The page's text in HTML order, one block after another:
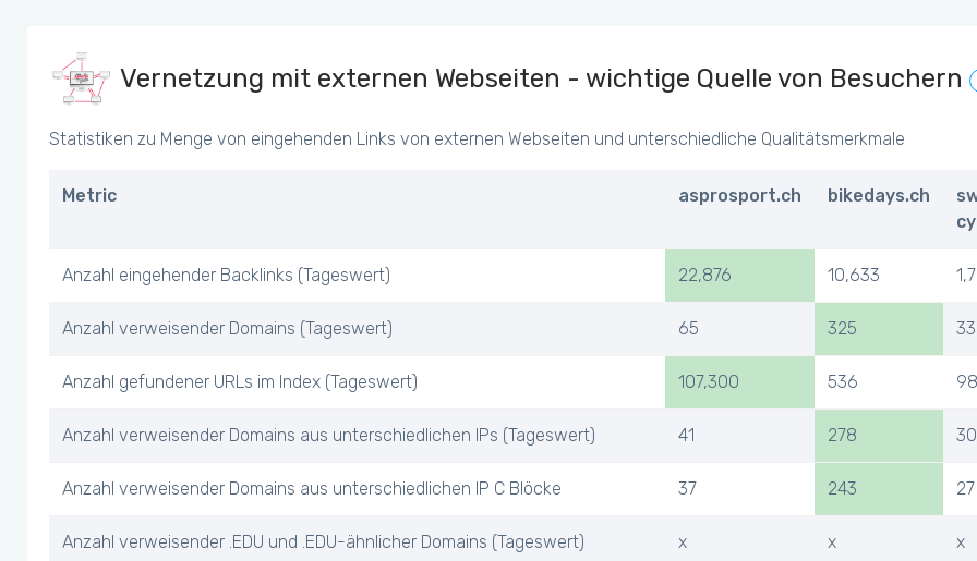
Vernetzung mit externen Webseiten - wichtige Quelle von Besuchern
Statistiken zu Menge von eingehenden Links von externen Webseiten und unterschiedliche Qualitätsmerkmale
Metric asprosport.ch bikedays.ch
Anzahl eingehender Backlinks (Tageswert) 22,876 10,633
Anzahl verweisender Domains (Tageswert) 65 325 33
Anzahl gefundener URLs im Index (Tageswert) 107,300 536
Anzahl verweisender Domains aus unterschiedlichen IPs (Tageswert) 41 278 30
Anzahl verweisender Domains aus unterschiedlichen IP C Blöcke 37 243 27
Anzahl verweisender .EDU und .EDU-ähnlicher Domains (Tageswert) x x x